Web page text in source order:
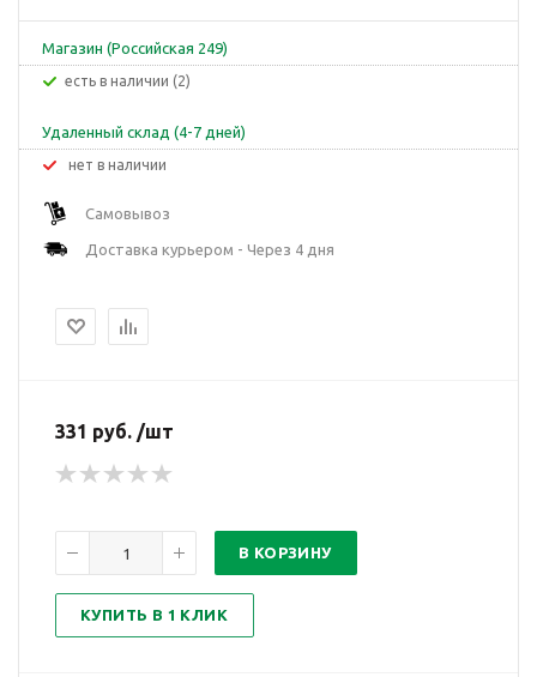
Магазин (Российская 249)
Есть в наличии (2)
Удаленный склад (4-7 дней)
Нет в наличии
Самовывоз
Доставка курьером - Через 4 дня
331 руб. /шт
В КОРЗИНУ
КУПИТЬ В 1 КЛИК